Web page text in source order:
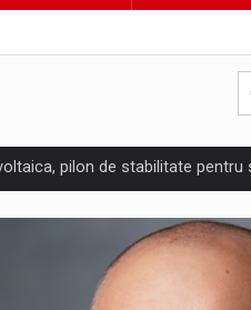
pilon de stabilitate
sa spunem nu intr-o cultura care
What SKU Level Tracking